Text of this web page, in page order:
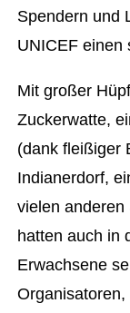
Spendern und
UNICEF einen
Mit großer
Zuckerwatte,
(dank fleißiger
Indianerdorf,
vielen
hatten auch in
Erwachsene